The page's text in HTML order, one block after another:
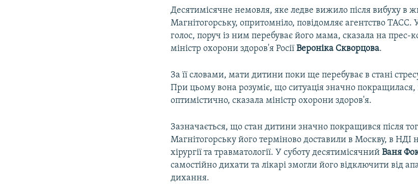
Десятимісячне немовля, яке ледве вижило після вибуху в
Магнітогорську, опритомніло, повідомляє агентство ТАСС.
голос, поруч із ним перебуває його мама, сказала на прес-
міністр охорони здоров'я РосіїВероніка Скворцова.
За її словами, мати дитини поки ще перебуває в стані
При цьому вона розуміє, що ситуація значно покращилася,
оптимістично, сказала міністр охорони здоров'я.
Зазначається, що стан дитини значно покращився після
Магнітогорську його терміново доставили в Москву, в НДІ
хірургії та травматології. У суботу десятимісячнийВаня
самостійно дихати та лікарі змогли його відключити від
дихання.